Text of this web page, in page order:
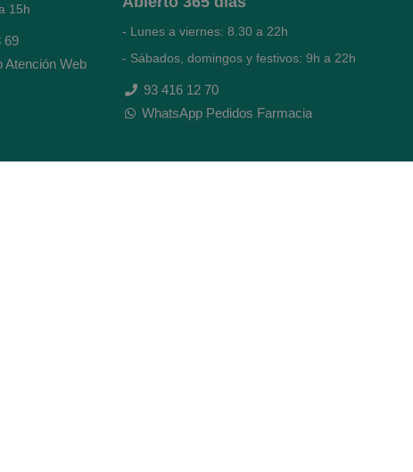
15h
69
Atención Web
- Lunes a viernes: 8.30 a 22h
- Sábados, domingos y festivos: 9h a 22h
93 416 12 70
WhatsApp Pedidos Farmacia